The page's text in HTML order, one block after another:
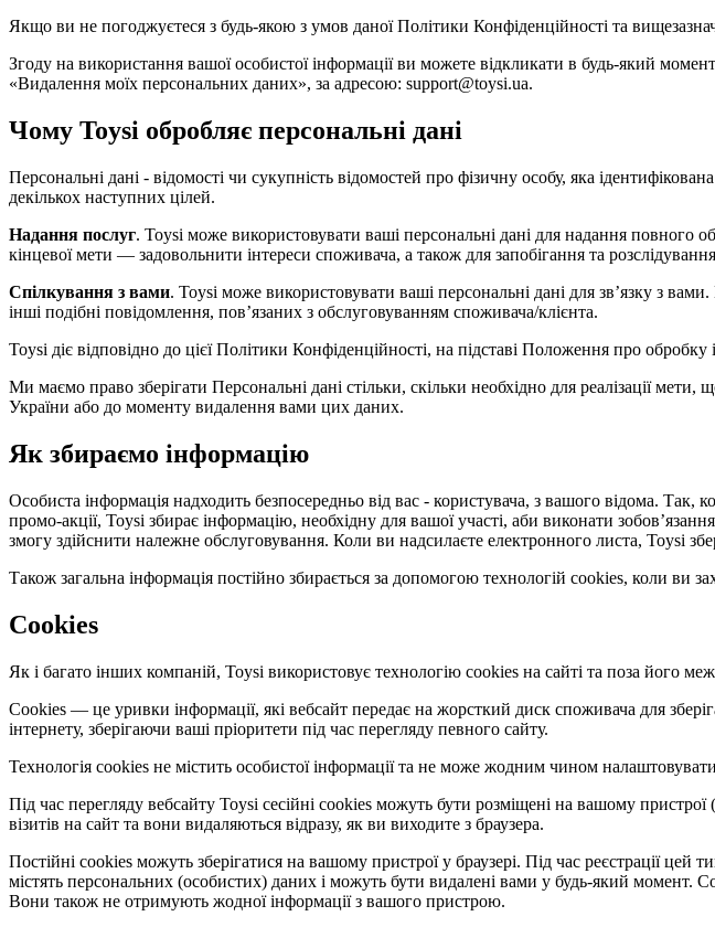
Якщо ви не погоджуєтеся з будь-якою з умов даної Політики Конфіденційності та
Згоду на використання вашої особистої інформації ви можете відкликати в будь-який
«Видалення моїх персональних даних», за адресою: support@toysi.ua.
Чому Toysi обробляє персональні дані
Персональні дані - відомості чи сукупність відомостей про фізичну особу, яка
декількох наступних цілей.
Надання послуг. Toysi може використовувати ваші персональні дані для надання повного
кінцевої мети — задовольнити інтереси споживача, а також для запобігання та
Спілкування з вами. Toysi може використовувати ваші персональні дані для зв’язку з
інші подібні повідомлення, пов’язаних з обслуговуванням споживача/клієнта.
Toysi діє відповідно до цієї Політики Конфіденційності, на підставі Положення про
Ми маємо право зберігати Персональні дані стільки, скільки необхідно для реалізації
України або до моменту видалення вами цих даних.
Як збираємо інформацію
Особиста інформація надходить безпосередньо від вас - користувача, з вашого відома.
промо-акції, Toysi збирає інформацію, необхідну для вашої участі, аби виконати
змогу здійснити належне обслуговування. Коли ви надсилаєте електронного листа, Toysi
Також загальна інформація постійно збирається за допомогою технологій cookies, коли ви
Cookies
Як і багато інших компаній, Toysi використовує технологію cookies на сайті та поза його
Cookies — це уривки інформації, які вебсайт передає на жорсткий диск споживача для
інтернету, зберігаючи ваші пріоритети під час перегляду певного сайту.
Технологія cookies не містить особистої інформації та не може жодним чином
Під час перегляду вебсайту Toysi сесійні cookies можуть бути розміщені на вашому
візитів на сайт та вони видаляються відразу, як ви виходите з браузера.
Постійні cookies можуть зберігатися на вашому пристрої у браузері. Під час реєстрації
містять персональних (особистих) даних і можуть бути видалені вами у будь-який момент.
Вони також не отримують жодної інформації з вашого пристрою.